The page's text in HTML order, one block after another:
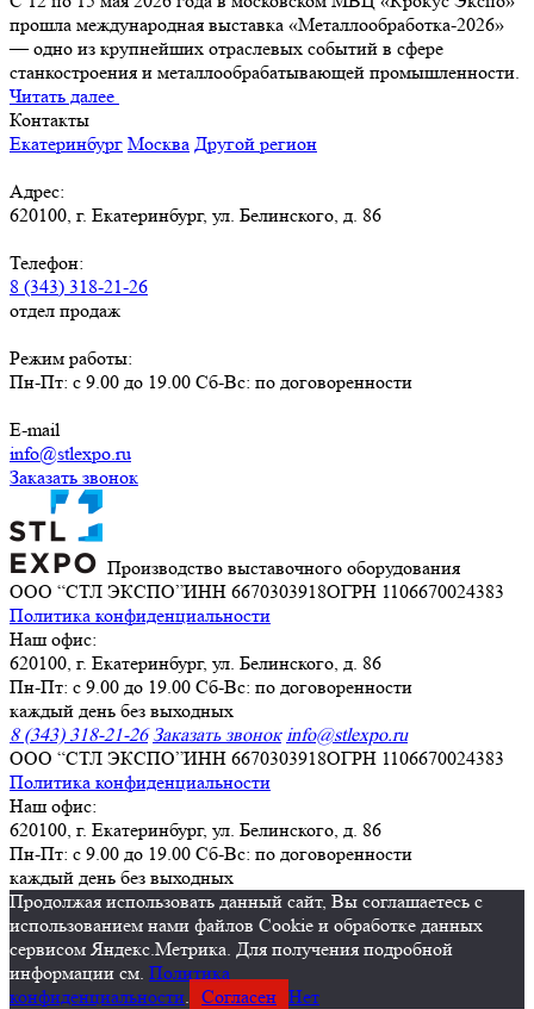
прошла международная выставка «Металлообработка-2026»
— одно из крупнейших отраслевых событий в сфере
станкостроения и металлообрабатывающей промышленности.
Читать далее
Контакты
Екатеринбург Москва Другой регион
Адрес:
620100, г. Екатеринбург, ул. Белинского, д. 86
Телефон:
8 (343) 318-21-26
отдел продаж
Режим работы:
Пн-Пт: с 9.00 до 19.00 Сб-Вс: по договоренности
E-mail
info@stlexpo.ru
Заказать звонок
Производство выставочного оборудования
ООО “СТЛ ЭКСПО”ИНН 6670303918ОГРН 1106670024383
Политика конфиденциальности
Наш офис:
620100, г. Екатеринбург, ул. Белинского, д. 86
Пн-Пт: с 9.00 до 19.00 Сб-Вс: по договоренности
каждый день без выходных
8 (343) 318-21-26 Заказать звонок info@stlexpo.ru
ООО “СТЛ ЭКСПО”ИНН 6670303918ОГРН 1106670024383
Политика конфиденциальности
Наш офис:
620100, г. Екатеринбург, ул. Белинского, д. 86
Пн-Пт: с 9.00 до 19.00 Сб-Вс: по договоренности
каждый день без выходных
Продолжая использовать данный сайт, Вы соглашаетесь с
использованием нами файлов Cookie и обработке данных
сервисом Яндекс.Метрика. Для получения подробной
информации см. Политика
конфиденциальности. Согласен Нет